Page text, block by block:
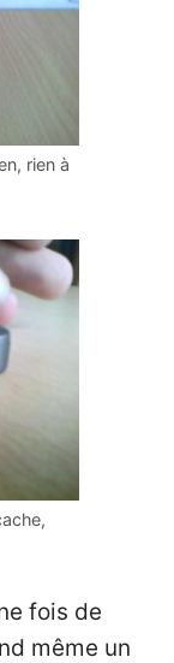
rien à
fois de
même un